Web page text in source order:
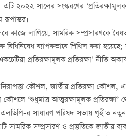
২০২২ সালের সংস্করণের
কাজে লাগিয়ে, সামরিক সম্প্রসারণকে
ব্যাপকভাবে শিথিল করা
প্রতিরক্ষামূলক প্রতিরক্ষা’ নীতি
কৌশল, জাতীয় প্রতিরক্ষা কৌশল,
কৌশলে ‘শুধুমাত্র আত্মরক্ষামূলক
র সাধারণ পরিষদ সভায় গৃহীত নতুন
সামরিক সম্প্রসারণ ও প্রস্তুতিকে জাতীয়